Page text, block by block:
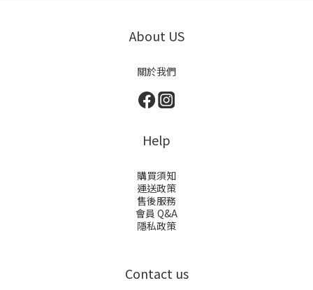
About US
關於我們
Help
購買須知
運送政策
售後服務
會員 Q&A
隱私政策
Contact us